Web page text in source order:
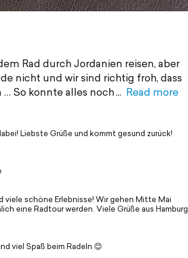
Rad durch Jordanien reisen, aber
nicht und wir sind richtig froh, dass
So konnte alles noch
Read more
Liebste Grüße und kommt gesund zurück!
viele schöne Erlebnisse! Wir gehen Mitte Mai
eine Radtour werden. Viele Grüße aus Hamburg
viel Spaß beim Radeln 😊